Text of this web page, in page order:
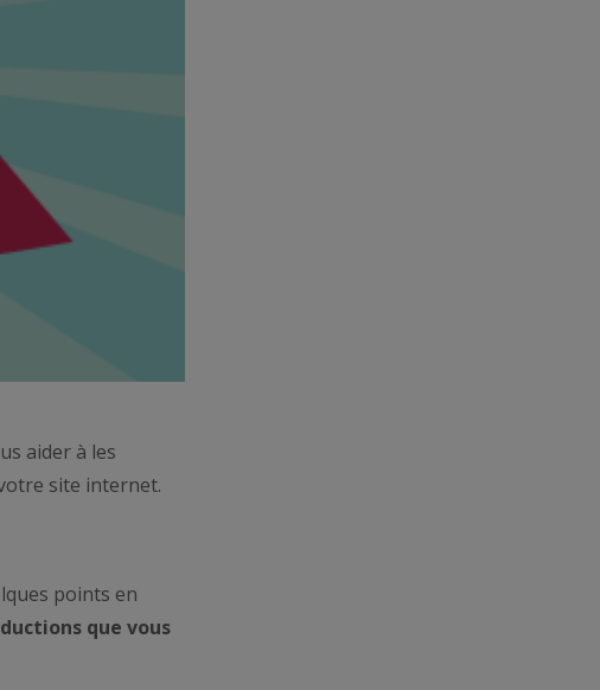
aider à les
site internet.
points en
que vous